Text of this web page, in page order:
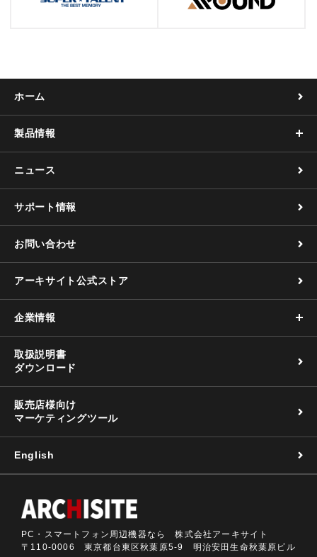
ホーム
製品情報
ニュース
サポート情報
お問い合わせ
アーキサイト公式ストア
企業情報
取扱説明書
ダウンロード
販売店様向け
マーケティングツール
English
PC・スマートフォン周辺機器なら 株式会社アーキサイト
〒110-0006 東京都台東区秋葉原5-9 明治安田生命秋葉原ビル